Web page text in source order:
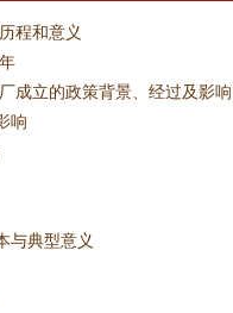
程和意义
立的政策背景、经过及影响
响
与典型意义